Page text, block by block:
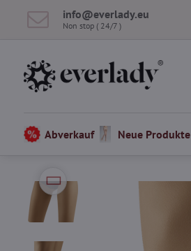
info​@everlady​.eu
Non stop ( 24/7 )
Abverkauf Neue Produkte